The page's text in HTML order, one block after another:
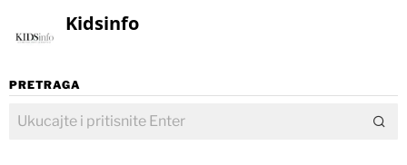
Kidsinfo
PRETRAGA